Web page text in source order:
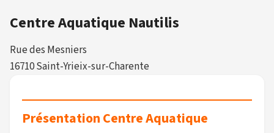
Centre Aquatique Nautilis
Rue des Mesniers
16710 Saint-Yrieix-sur-Charente
Présentation Centre Aquatique